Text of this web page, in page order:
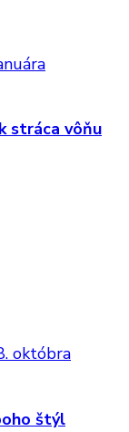
stráca vôňu
októbra
štýl